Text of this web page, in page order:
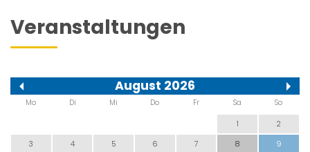
Veranstaltungen
August 2026
Mo Di Mi Do Fr Sa So
1
2
3
4 5 6 7 8
9